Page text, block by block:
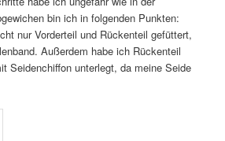
bin ich in folgenden Punkten:
nur Vorderteil und Rückenteil gefüttert,
Außerdem habe ich Rückenteil
Seidenchiffon unterlegt, da meine Seide